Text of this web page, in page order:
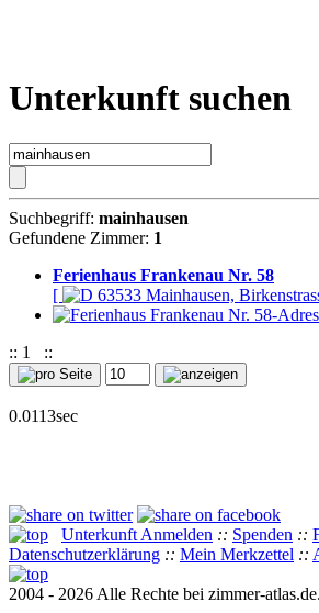
Unterkunft suchen
Suchbegriff: mainhausen
Gefundene Zimmer: 1
Ferienhaus Frankenau Nr. 58
[
63533 Mainhausen,
:: 1 ::
0.0113sec
Unterkunft Anmelden :: Spenden ::
Datenschutzerklärung :: Mein Merkzettel ::
2004 - 2026 Alle Rechte bei zimmer-atlas.de.